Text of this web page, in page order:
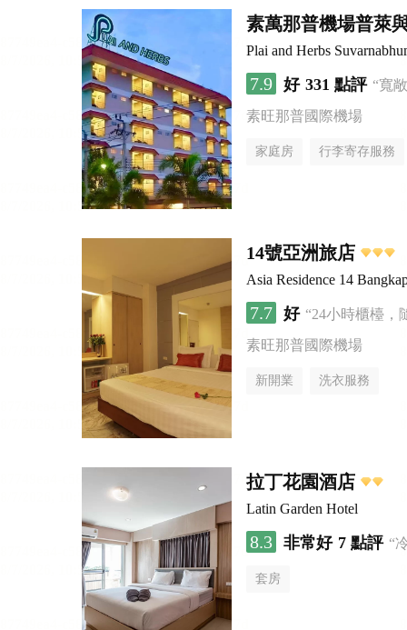
素萬那普機場普萊
Plai and Herbs
7.9 好 331 點評 “寬
素旺那普國際機場
家庭房 行李寄存服務
14號亞洲旅店
Asia Residence 14
7.7 好 “24小時櫃檯，
素旺那普國際機場
新開業 洗衣服務
拉丁花園酒店
Latin Garden Hotel
8.3 非常好 7 點評 “
套房